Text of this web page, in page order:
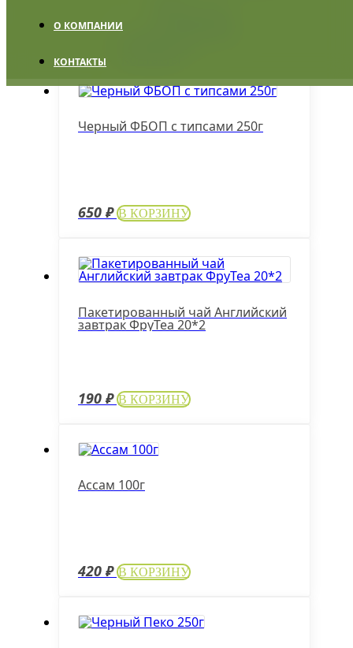
Оплата и доставка
О КОМПАНИИ
КОНТАКТЫ
Похожие
Черный ФБОП с типсами 250г
650₽ В КОРЗИНУ
Пакетированный чай Английский
завтрак ФруТеа 20*2
190₽ В КОРЗИНУ
Ассам 100г
420₽ В КОРЗИНУ